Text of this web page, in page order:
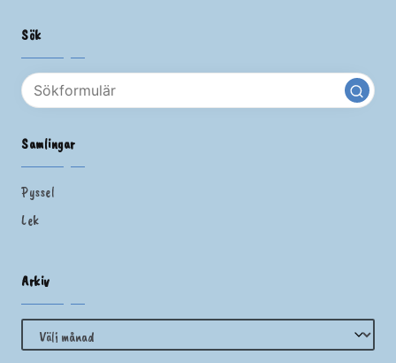
Sök
Samlingar
Pyssel
Lek
Arkiv
Arkiv